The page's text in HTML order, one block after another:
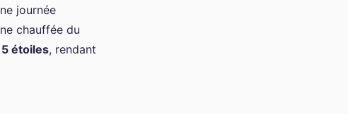
journée
chauffée du
étoiles, rendant